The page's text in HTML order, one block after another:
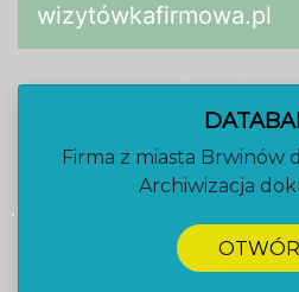
wizytówkafirmowa.pl
Firma z miasta Brwinów
Archiwizacja